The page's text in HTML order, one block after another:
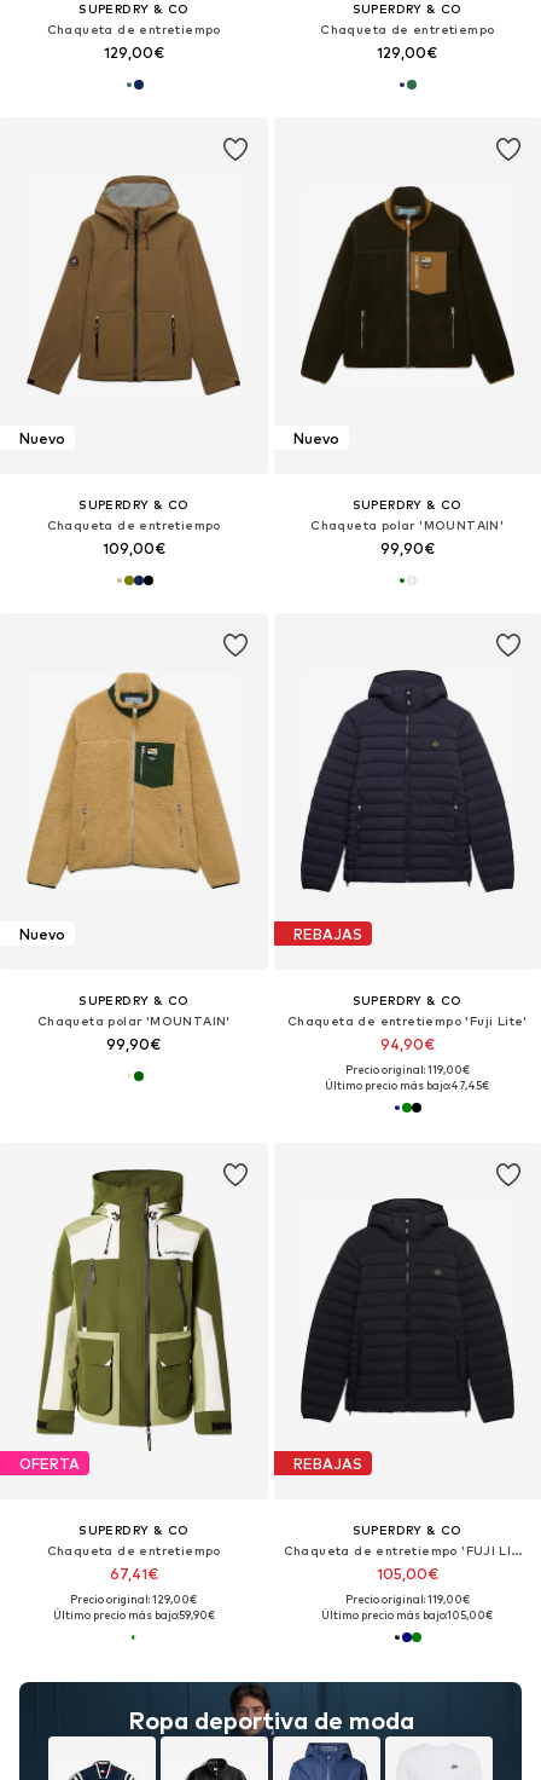
SUPERDRY & CO
Chaqueta de entretiempo
129,00€
SUPERDRY & CO
Chaqueta de entretiempo
129,00€
Nuevo
SUPERDRY & CO
Chaqueta de entretiempo
109,00€
Nuevo
SUPERDRY & CO
Chaqueta polar 'MOUNTAIN'
99,90€
Nuevo
SUPERDRY & CO
Chaqueta polar 'MOUNTAIN'
99,90€
REBAJAS
SUPERDRY & CO
Chaqueta de entretiempo 'Fuji Lite'
94,90€
Precio original: 119,00€
Último precio más bajo:47,45€
OFERTA
SUPERDRY & CO
Chaqueta de entretiempo
67,41€
Precio original: 129,00€
Último precio más bajo:59,90€
Ropa deportiva de moda
REBAJAS
SUPERDRY & CO
Chaqueta de entretiempo 'FUJI LITE'
105,00€
Precio original: 119,00€
Último precio más bajo:105,00€